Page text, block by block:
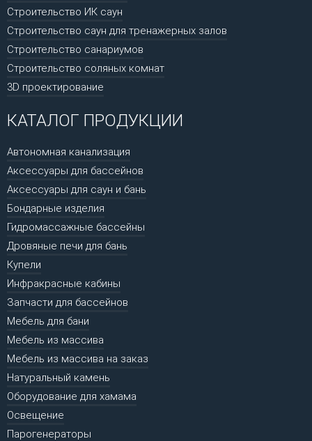
Строительство ИК саун
Строительство саун для тренажерных залов
Строительство санариумов
Строительство соляных комнат
3D проектирование
КАТАЛОГ ПРОДУКЦИИ
Автономная канализация
Аксессуары для бассейнов
Аксессуары для саун и бань
Бондарные изделия
Гидромассажные бассейны
Дровяные печи для бань
Купели
Инфракрасные кабины
Запчасти для бассейнов
Мебель для бани
Мебель из массива
Мебель из массива на заказ
Натуральный камень
Оборудование для хамама
Освещение
Парогенераторы